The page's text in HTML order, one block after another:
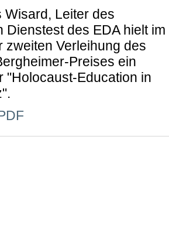
Wisard, Leiter des
Dienstest des EDA hielt im
zweiten Verleihung des
Preises ein
"Holocaust-Education in